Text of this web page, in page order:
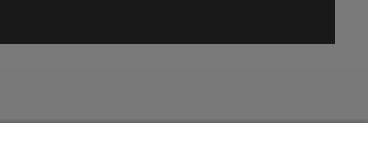
INFORMACJE